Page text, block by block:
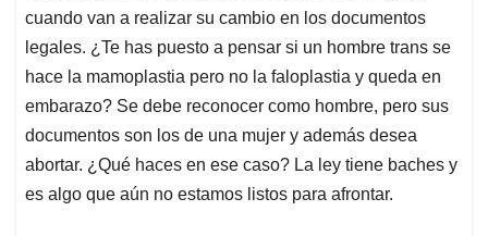
cuando van a realizar su cambio en los documentos
legales. ¿Te has puesto a pensar si un hombre trans se
hace la mamoplastia pero no la faloplastia y queda en
embarazo? Se debe reconocer como hombre, pero sus
documentos son los de una mujer y además desea
abortar. ¿Qué haces en ese caso? La ley tiene baches y
es algo que aún no estamos listos para afrontar.